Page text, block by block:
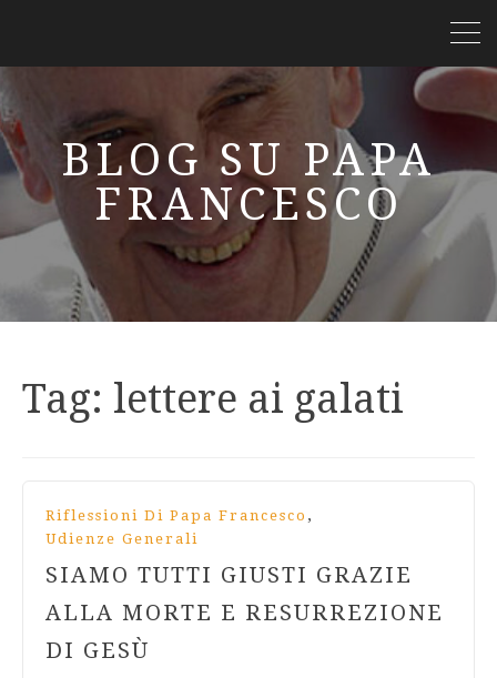
BLOG SU PAPA
FRANCESCO
Tag: lettere ai galati
Riflessioni Di Papa Francesco ,
Udienze Generali
SIAMO TUTTI GIUSTI GRAZIE
ALLA MORTE E RESURREZIONE
DI GESÙ